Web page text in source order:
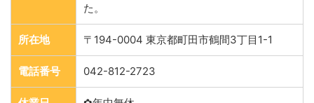
た。
所在地 〒194-0004 東京都町田市鶴間3丁目1-1
電話番号 042-812-2723